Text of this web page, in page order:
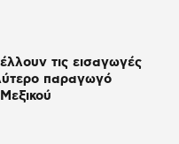
τις εισαγωγές
παραγωγό